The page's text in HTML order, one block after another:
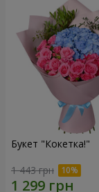
Букет "Кокетка!"
1 443 грн